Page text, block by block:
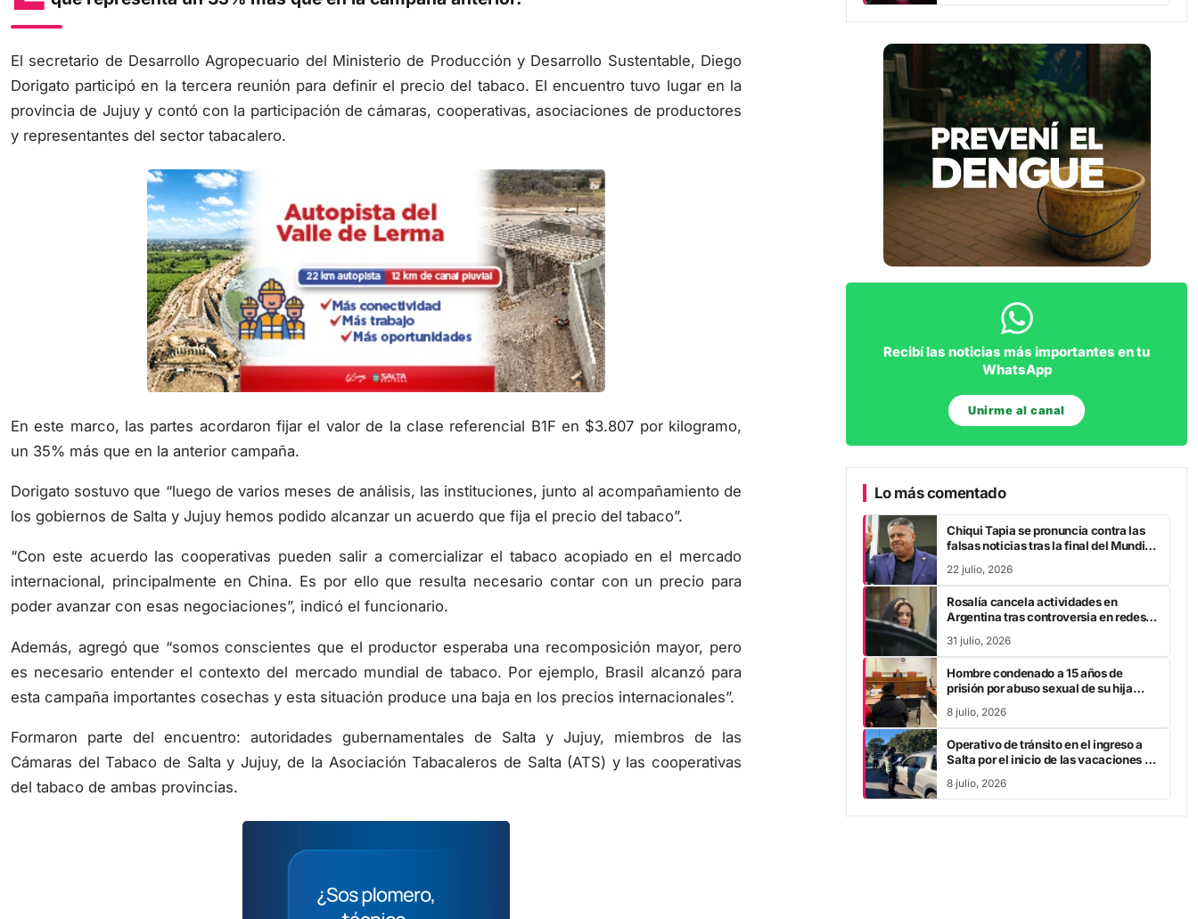
El secretario de Desarrollo Agropecuario del Ministerio de Producción y Desarrollo Sustentable, Diego
Dorigato participó en la tercera reunión para definir el precio del tabaco. El encuentro tuvo lugar en la
provincia de Jujuy y contó con la participación de cámaras, cooperativas, asociaciones de productores
y representantes del sector tabacalero.
En este marco, las partes acordaron fijar el valor de la clase referencial B1F en $3.807 por kilogramo,
un 35% más que en la anterior campaña.
Dorigato sostuvo que “luego de varios meses de análisis, las instituciones, junto al acompañamiento de
los gobiernos de Salta y Jujuy hemos podido alcanzar un acuerdo que fija el precio del tabaco”.
“Con este acuerdo las cooperativas pueden salir a comercializar el tabaco acopiado en el mercado
internacional, principalmente en China. Es por ello que resulta necesario contar con un precio para
poder avanzar con esas negociaciones”, indicó el funcionario.
Además, agregó que “somos conscientes que el productor esperaba una recomposición mayor, pero
es necesario entender el contexto del mercado mundial de tabaco. Por ejemplo, Brasil alcanzó para
esta campaña importantes cosechas y esta situación produce una baja en los precios internacionales”.
Formaron parte del encuentro: autoridades gubernamentales de Salta y Jujuy, miembros de las
Cámaras del Tabaco de Salta y Jujuy, de la Asociación Tabacaleros de Salta (ATS) y las cooperativas
del tabaco de ambas provincias.
Recibí las noticias más importantes en tu
WhatsApp
Unirme al canal
Lo más comentado
Chiqui Tapia se pronuncia contra las
falsas noticias tras la final del Mundial
22 julio, 2026
Rosalía cancela actividades en
Argentina tras controversia en redes
31 julio, 2026
Hombre condenado a 15 años de
prisión por abuso sexual de su hija
8 julio, 2026
Operativo de tránsito en el ingreso a
Salta por el inicio de las vacaciones de
8 julio, 2026